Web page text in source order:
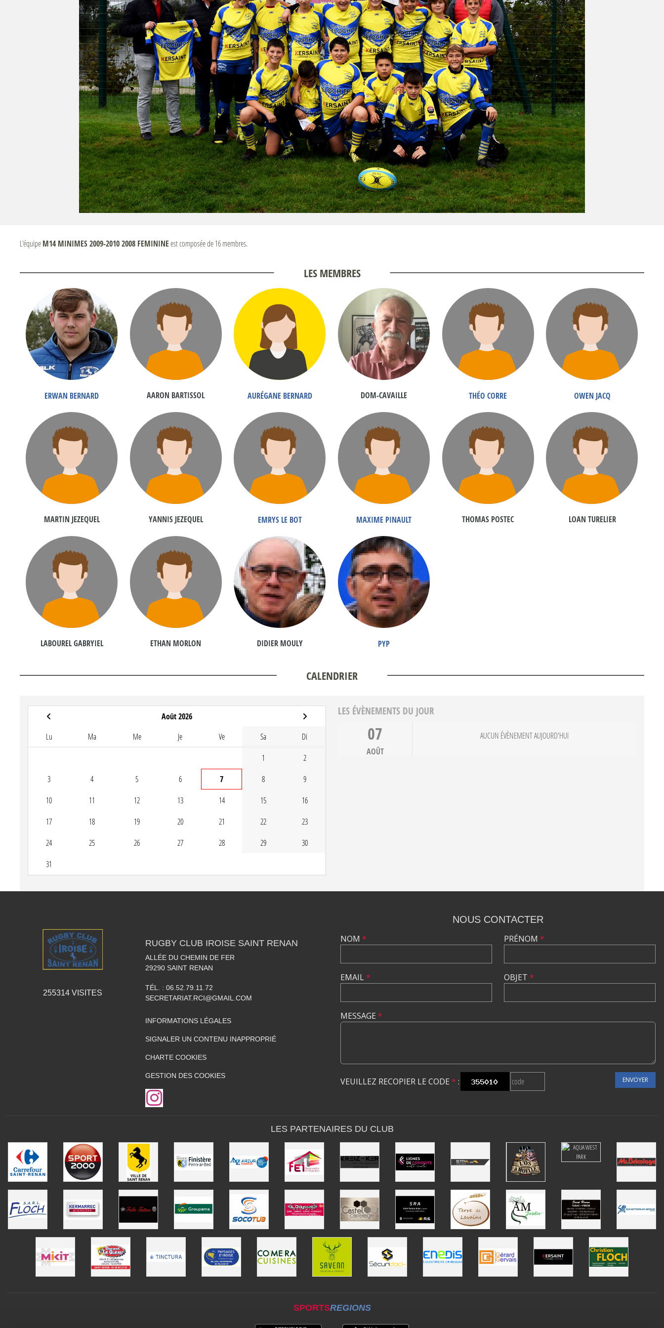
L'équipeM14 MINIMES 2009-2010 2008 FEMININEest composée de 16 membres.
LES MEMBRES
ERWAN BERNARD AARON BARTISSOL AURÉGANE BERNARD DOM-CAVAILLE THÉO CORRE OWEN JACQ
MARTIN JEZEQUEL YANNIS JEZEQUEL EMRYS LE BOT MAXIME PINAULT THOMAS POSTEC LOAN TURELIER
LABOUREL GABRYIEL ETHAN MORLON DIDIER MOULY PYP
CALENDRIER
Août 2026
Lu Ma Me Je Ve Sa Di
1 2
3 4 5 6 7 8 9
10 11 12 13 14 15 16
17 18 19 20 21 22 23
24 25 26 27 28 29 30
31
LES ÉVÈNEMENTS DU JOUR
07
AOÛT
AUCUN ÉVÈNEMENT AUJOURD'HUI
255314 VISITES
RUGBY CLUB IROISE SAINT RENAN
ALLÉE DU CHEMIN DE FER
29290 SAINT RENAN
TÉL. : 06.52.79.11.72
SECRETARIAT.RCI@GMAIL.COM
INFORMATIONS LÉGALES
SIGNALER UN CONTENU INAPPROPRIÉ
CHARTE COOKIES
GESTION DES COOKIES
NOUS CONTACTER
NOM *
EMAIL*
PRÉNOM *
OBJET *
MESSAGE *
VEUILLEZ RECOPIER LE CODE * : ENVOYER
LES PARTENAIRES DU CLUB
SPORTSREGIONS